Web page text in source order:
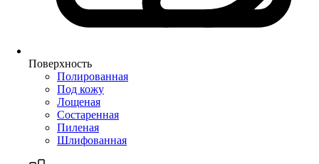
Поверхность
Полированная
Под кожу
Лощеная
Состаренная
Пиленая
Шлифованная